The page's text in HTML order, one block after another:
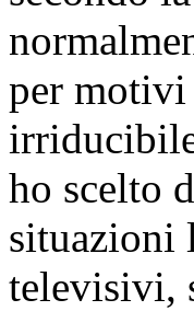
per motivi
ho scelto
situazioni
televisivi,